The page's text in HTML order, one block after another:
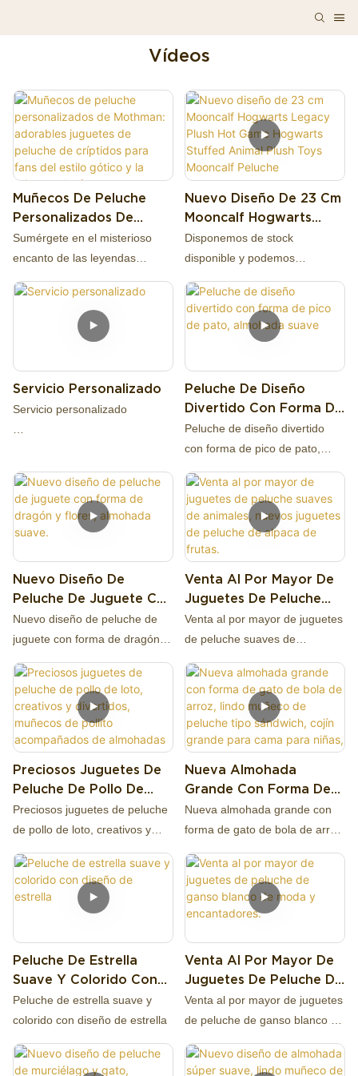
Vídeos
Muñecos De Peluche
Personalizados De
Mothman: Adorables
Juguetes De Peluche De
Estilo Gótico Y La
Criptozoología.
Sumérgete en el misterioso
encanto de las leyendas
de peluches de Mothman
totalmente personalizables.
Estos adorables compañeros
proporciones suaves y
patrones detallados. Ideales
para artículos de boutique
gótica, sets de regalo para
aficionados a las criaturas
críptidas, coleccionables para
convenciones, decoración de
Halloween, regalos para
entusiastas de lo paranormal y
venta al por mayor.
Nuevo Diseño De 23 Cm
Mooncalf Hogwarts
Legacy Plush Hot Game
Hogwarts Stuffed
Mooncalf Peluche
Disponemos de stock
disponible y podemos
Nuestra empresa se
de 13 años. Soporte para
personalizar la imagen a
muestra, bienvenido a
consultar. Haciéndonos la
mejor opción para usted y un
socio comercial altamente
confiable entre muchas
empresas comerciales.
Si tienes alguna pregunta
estaremos encantados de
Peluche de mooncalf, peluche
de mooncalf
Servicio Personalizado
Servicio personalizado
El servicio personalizado de
juguetes de peluche
generalmente implica varios
pasos:
clientes pueden elegir entre
diversas opciones para
personalizar sus peluches,
incluyendo el tamaño, la forma,
el color, la tela y las
características. También
pueden aportar sus propias
ilustraciones o diseños para
crear peluches
verdaderamente únicos y
personalizados.
Selección de materiales: Los
clientes pueden elegir entre
una variedad de materiales de
Producción y artesanía: Los
Peluche De Diseño
Divertido Con Forma De
Pico De Pato, Almohada
Suave
Peluche de diseño divertido
con forma de pico de pato,
Nuevo Diseño De
Peluche De Juguete Con
Forma De Dragón Y
Flores, Almohada Suave.
Nuevo diseño de peluche de
juguete con forma de dragón y
Venta Al Por Mayor De
Juguetes De Peluche
Suaves De Animales,
Nuevos Juguetes De
Frutas.
Venta al por mayor de juguetes
de peluche suaves de
peluche de alpaca de frutas.
Preciosos Juguetes De
Peluche De Pollo De
Loto, Creativos Y
Divertidos, Muñecos De
De Almohadas Para
Dormir, Regalos.
Preciosos juguetes de peluche
de pollo de loto, creativos y
acompañados de almohadas
para dormir, regalos.
Nueva Almohada
Grande Con Forma De
Gato De Bola De Arroz,
Lindo Muñeco De
Cojín Grande Para Cama
Para Niñas, Regalo De
Cumpleaños
Nueva almohada grande con
forma de gato de bola de arroz,
sándwich, cojín grande para
cama para niñas, regalo de
cumpleaños
Peluche De Estrella
Suave Y Colorido Con
Diseño De Estrella
Peluche de estrella suave y
colorido con diseño de estrella
Venta Al Por Mayor De
Juguetes De Peluche De
Ganso Blanco De Moda
Y Encantadores.
Venta al por mayor de juguetes
de peluche de ganso blanco de